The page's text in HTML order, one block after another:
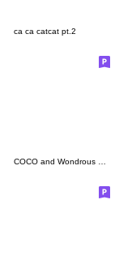
ca ca catcat pt.2